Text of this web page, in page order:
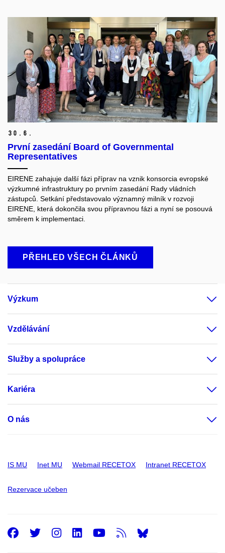
30. 6.
První zasedání Board of Governmental
Representatives
EIRENE zahajuje další fázi příprav na vznik konsorcia evropské
výzkumné infrastruktury po prvním zasedání Rady vládních
zástupců. Setkání představovalo významný milník v rozvoji
EIRENE, která dokončila svou přípravnou fázi a nyní se posouvá
směrem k implementaci.
PŘEHLED VŠECH ČLÁNKŮ
Výzkum
Vzdělávání
Služby a spolupráce
Kariéra
O nás
IS MU Inet MU Webmail RECETOX Intranet RECETOX
Rezervace učeben
Facebook
Twitter
Instagram
LinkedIn
Youtube
RSS